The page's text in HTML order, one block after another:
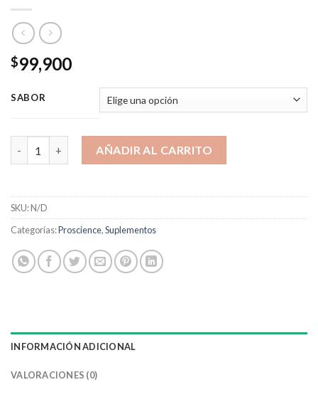
$99,900
SABOR
Best 14 Servicios cantidadAÑADIR AL CARRITO
SKU:N/D
Categorías:Proscience,Suplementos
INFORMACIÓN ADICIONAL
VALORACIONES (0)